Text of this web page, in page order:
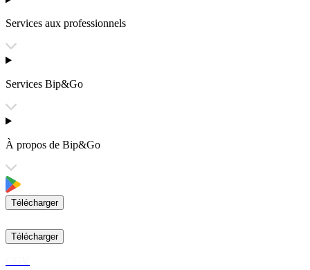
Services aux professionnels
Services Bip&Go
À propos de Bip&Go
Télécharger
Télécharger